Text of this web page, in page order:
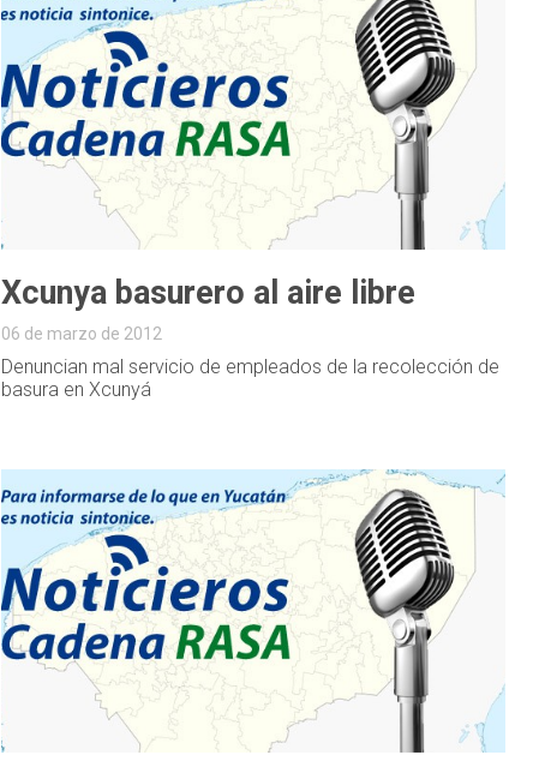
Xcunya basurero al aire libre
06 de marzo de 2012
Denuncian mal servicio de empleados de la recolección de
basura en Xcunyá